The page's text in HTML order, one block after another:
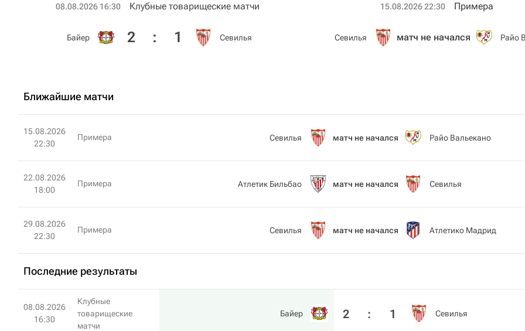
08.08.2026 16:30 Клубные товарищеские матчи
Байер 2 : 1 Севилья
15.08.2026 22:30 Примера
Севилья матч не начался Райо
Ближайшие матчи
15.08.2026
22:30
Примера Севилья матч не начался Райо Вальекано
22.08.2026
18:00
Примера Атлетик Бильбао матч не начался Севилья
29.08.2026
22:30
Примера Севилья матч не начался Атлетико Мадрид
Последние результаты
08.08.2026
16:30
Клубные
товарищеские
матчи
Байер 2 : 1 Севилья